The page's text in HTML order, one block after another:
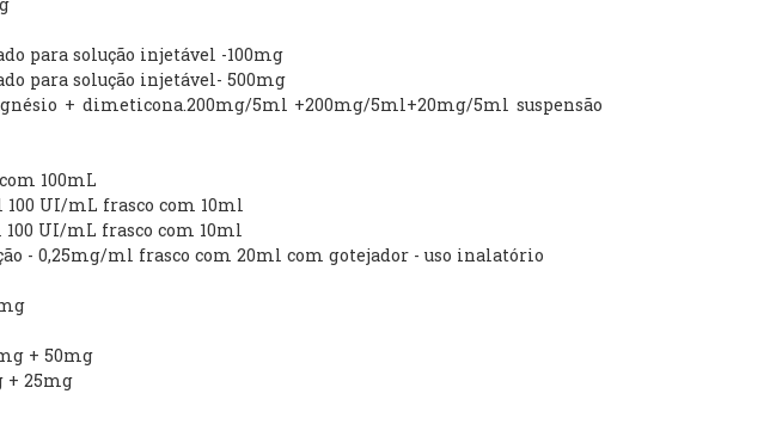
para solução injetável -100mg
para solução injetável- 500mg
+ dimeticona.200mg/5ml +200mg/5ml+20mg/5ml suspensão
100mL
UI/mL frasco com 10ml
UI/mL frasco com 10ml
- 0,25mg/ml frasco com 20ml com gotejador - uso inalatório
+ 50mg
+ 25mg